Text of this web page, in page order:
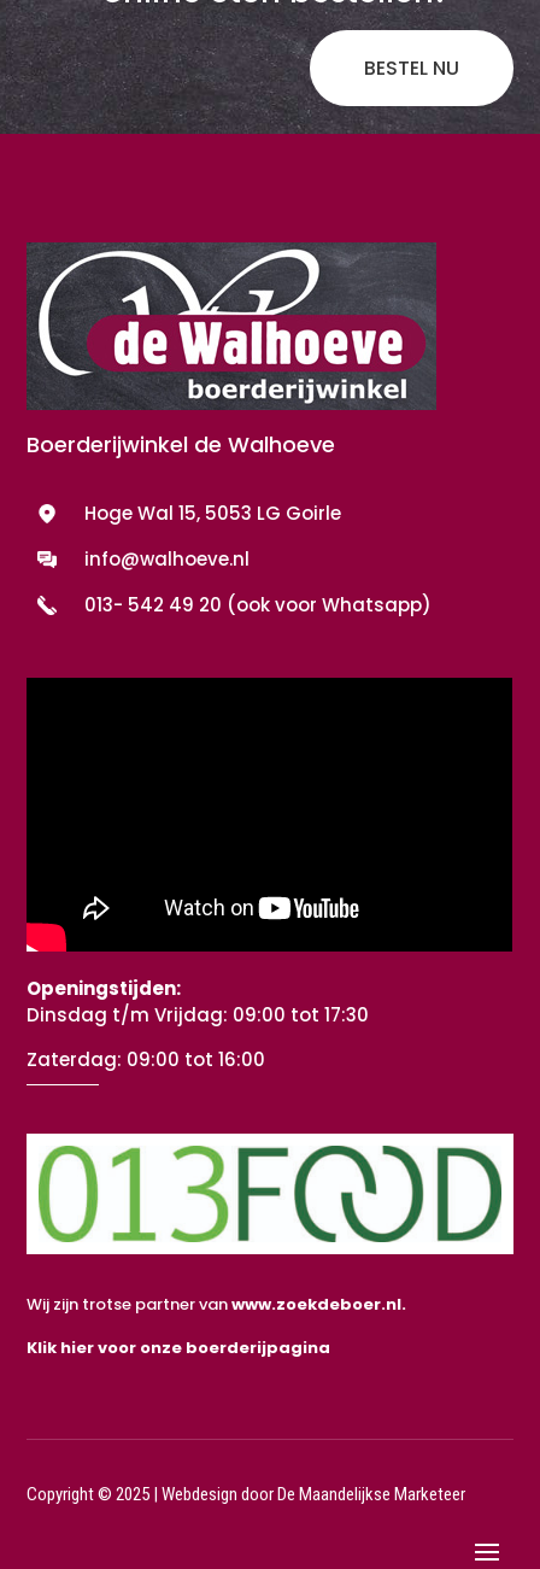
BESTEL NU
Boerderijwinkel de Walhoeve
Hoge Wal 15, 5053 LG Goirle
info@walhoeve.nl
013- 542 49 20 (ook voor Whatsapp)
Openingstijden:
Dinsdag t/m Vrijdag: 09:00 tot 17:30
Zaterdag: 09:00 tot 16:00
Wij zijn trotse partner vanwww.zoekdeboer.nl.
Klik hier voor onze boerderijpagina
Copyright © 2025 |Webdesign door De Maandelijkse Marketeer